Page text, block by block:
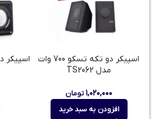
اسپیکر دو تکه تسکو 700 وات
مدل TS2062
۱,۰۲۰,۰۰۰تومان
افزودن به سبد خرید